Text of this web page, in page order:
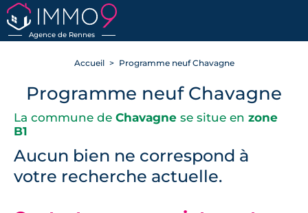
Agence de Rennes
RETOUR
Accueil Programme neuf Chavagne
Programme neuf Chavagne
La commune de Chavagne se situe en zone
B1
Aucun bien ne correspond à
votre recherche actuelle.